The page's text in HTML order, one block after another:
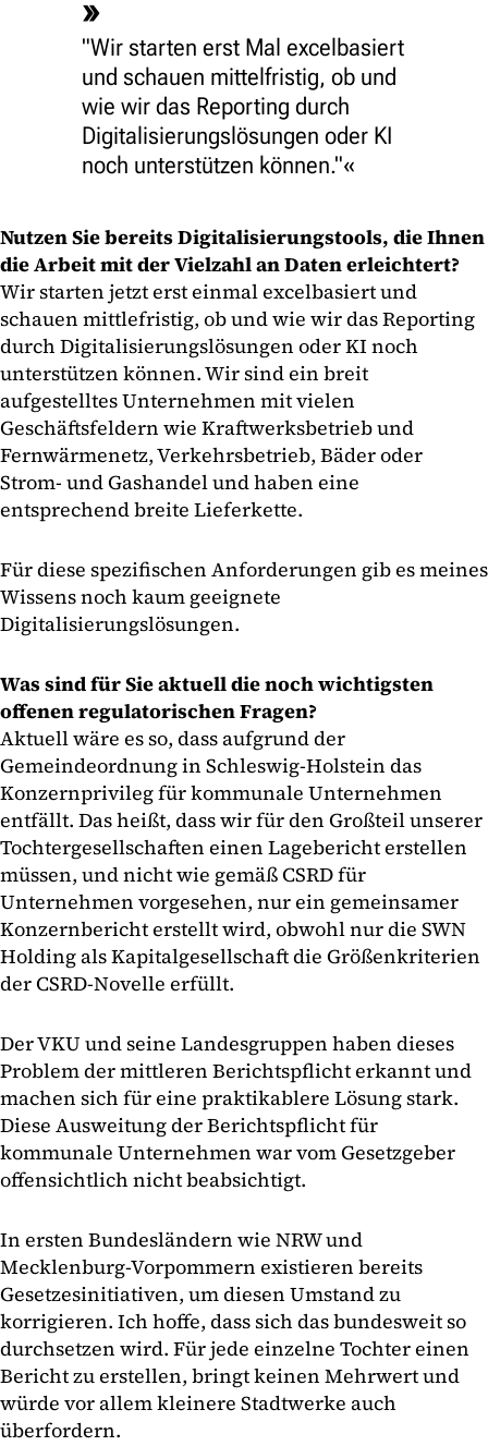
"Wir starten erst Mal excelbasiert
und schauen mittelfristig, ob und
wie wir das Reporting durch
Digitalisierungslösungen oder KI
noch unterstützen können."
Nutzen Sie bereits Digitalisierungstools, die Ihnen
die Arbeit mit der Vielzahl an Daten erleichtert?
Wir starten jetzt erst einmal excelbasiert und
schauen mittlefristig, ob und wie wir das Reporting
durch Digitalisierungslösungen oder KI noch
unterstützen können. Wir sind ein breit
aufgestelltes Unternehmen mit vielen
Geschäftsfeldern wie Kraftwerksbetrieb und
Fernwärmenetz, Verkehrsbetrieb, Bäder oder
Strom- und Gashandel und haben eine
entsprechend breite Lieferkette.
Für diese spezifischen Anforderungen gib es meines
Wissens noch kaum geeignete
Digitalisierungslösungen.
Was sind für Sie aktuell die noch wichtigsten
offenen regulatorischen Fragen?
Aktuell wäre es so, dass aufgrund der
Gemeindeordnung in Schleswig-Holstein das
Konzernprivileg für kommunale Unternehmen
entfällt. Das heißt, dass wir für den Großteil unserer
Tochtergesellschaften einen Lagebericht erstellen
müssen, und nicht wie gemäß CSRD für
Unternehmen vorgesehen, nur ein gemeinsamer
Konzernbericht erstellt wird, obwohl nur die SWN
Holding als Kapitalgesellschaft die Größenkriterien
der CSRD-Novelle erfüllt.
Der VKU und seine Landesgruppen haben dieses
Problem der mittleren Berichtspflicht erkannt und
machen sich für eine praktikablere Lösung stark.
Diese Ausweitung der Berichtspflicht für
kommunale Unternehmen war vom Gesetzgeber
offensichtlich nicht beabsichtigt.
In ersten Bundesländern wie NRW und
Mecklenburg-Vorpommern existieren bereits
Gesetzesinitiativen, um diesen Umstand zu
korrigieren. Ich hoffe, dass sich das bundesweit so
durchsetzen wird. Für jede einzelne Tochter einen
Bericht zu erstellen, bringt keinen Mehrwert und
würde vor allem kleinere Stadtwerke auch
überfordern.